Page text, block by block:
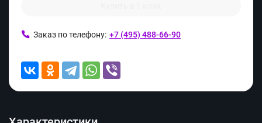
Заказ по телефону: +7 (495) 488-66-90